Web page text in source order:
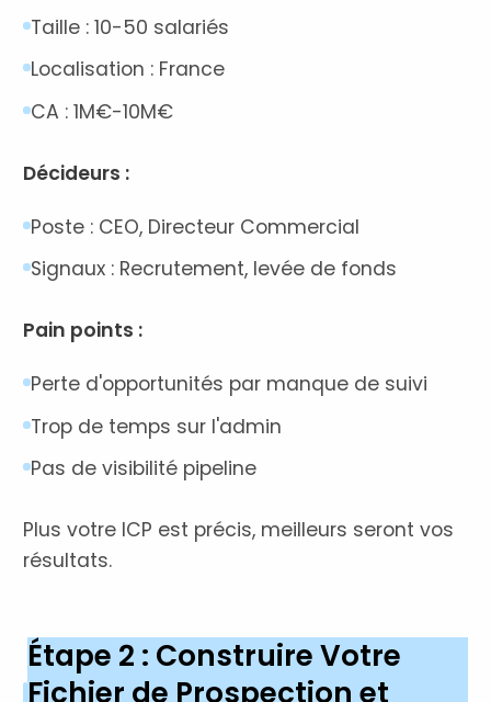
Taille : 10-50 salariés
Localisation : France
CA : 1M€-10M€
Décideurs :
Poste : CEO, Directeur Commercial
Signaux : Recrutement, levée de fonds
Pain points :
Perte d'opportunités par manque de suivi
Trop de temps sur l'admin
Pas de visibilité pipeline
Plus votre ICP est précis, meilleurs seront vos
résultats.
Étape 2 : Construire Votre
Fichier de Prospection et